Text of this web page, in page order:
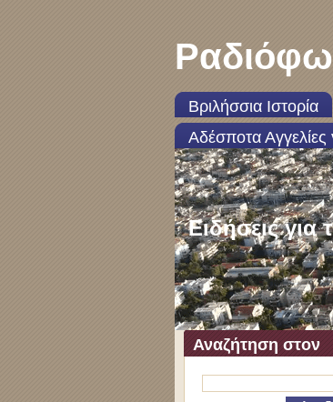
Βριλήσσια Ιστορία
Αδέσποτα Αγγελίες
Ειδήσεις για
Αναζήτηση στον
ιστότοπο